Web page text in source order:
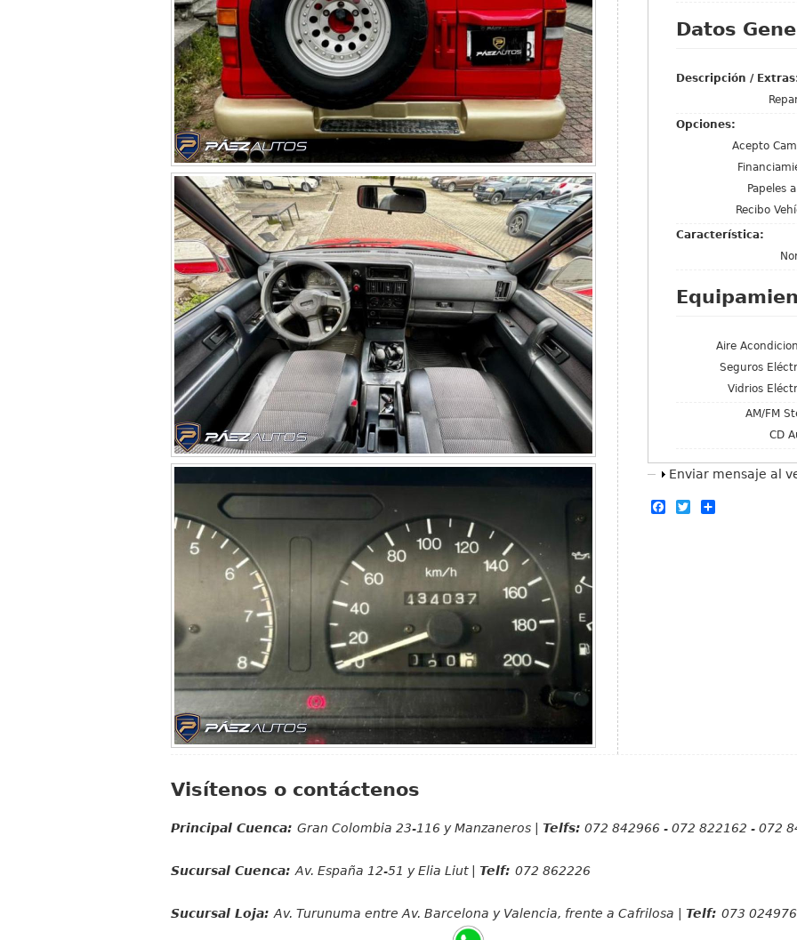
Datos
Descripción /
Opciones:
Acepto
Papeles
Recibo
Característica:
Aire
Seguros
Vidrios
AM/FM
CD
Mostrar
Enviar mensaje al
Visítenos o contáctenos
Principal Cuenca: Gran Colombia 23-116 y Manzaneros | Telfs: 072 842966 - 072 822162 - 072
Sucursal Cuenca: Av. España 12-51 y Elia Liut | Telf: 072 862226
Sucursal Loja: Av. Turunuma entre Av. Barcelona y Valencia, frente a Cafrilosa | Telf: 073 024976